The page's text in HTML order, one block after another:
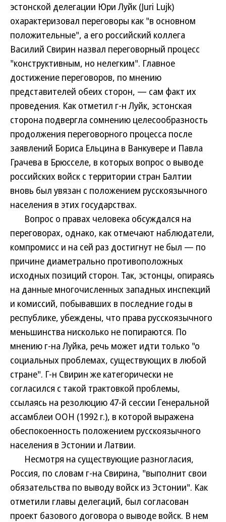
эстонской делегации Юри Луйк (Juri Lujk)
охарактеризовал переговоры как "в основном
положительные", а его российский коллега
Василий Свирин назвал переговорный процесс
"конструктивным, но нелегким". Главное
достижение переговоров, по мнению
представителей обеих сторон, — сам факт их
проведения. Как отметил г-н Луйк, эстонская
сторона подвергла сомнению целесообразность
продолжения переговорного процесса после
заявлений Бориса Ельцина в Ванкувере и Павла
Грачева в Брюсселе, в которых вопрос о выводе
российских войск с территории стран Балтии
вновь был увязан с положением русскоязычного
населения в этих государствах.
Вопрос о правах человека обсуждался на
переговорах, однако, как отмечают наблюдатели,
компромисс и на сей раз достигнут не был — по
причине диаметрально противоположных
исходных позиций сторон. Так, эстонцы, опираясь
на данные многочисленных западных инспекций
и комиссий, побывавших в последние годы в
республике, убеждены, что права русскоязычного
меньшинства нисколько не попираются. По
мнению г-на Луйка, речь может идти только "о
социальных проблемах, существующих в любой
стране". Г-н Свирин же категорически не
согласился с такой трактовкой проблемы,
ссылаясь на резолюцию 47-й сессии Генеральной
ассамблеи ООН (1992 г.), в которой выражена
обеспокоенность положением русскоязычного
населения в Эстонии и Латвии.
Несмотря на существующие разногласия,
Россия, по словам г-на Свирина, "выполнит свои
обязательства по выводу войск из Эстонии". Как
отметили главы делегаций, был согласован
проект базового договора о выводе войск. В нем